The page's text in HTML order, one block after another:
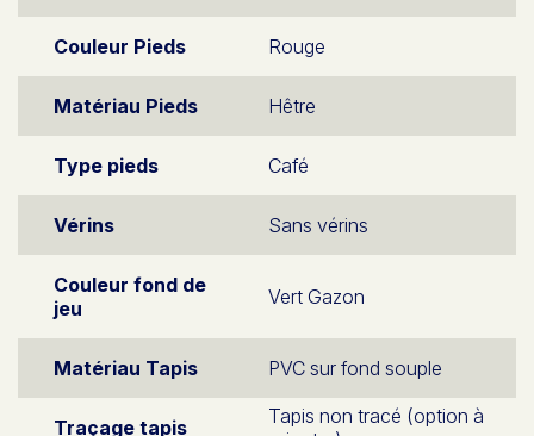
Couleur Pieds Rouge
Matériau Pieds Hêtre
Type pieds Café
Vérins Sans vérins
Couleur fond de
jeu
Vert Gazon
Matériau Tapis PVC sur fond souple
Traçage tapis
Tapis non tracé (option à